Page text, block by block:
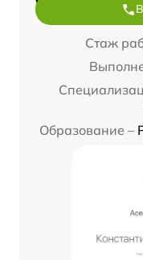
Стаж
Образование –